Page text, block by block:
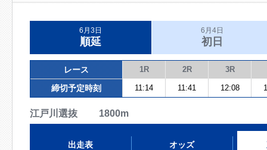
6月3日
順延
6月4日
初日
レース 1R 2R 3R
締切予定時刻 11:14 11:41 12:08
江戸川選抜 1800m
出走表 オッズ